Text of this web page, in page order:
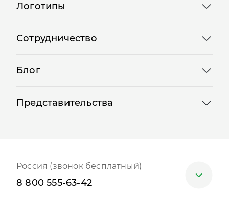
Логотипы
Сотрудничество
Блог
Представительства
Россия (звонок бесплатный)
8 800 555-63-42